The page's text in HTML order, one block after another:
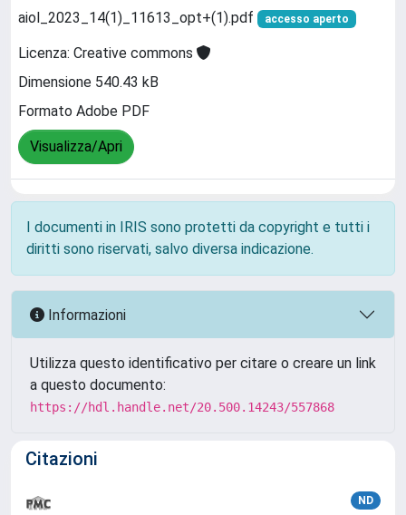
aiol_2023_14(1)_11613_opt+(1).pdf accesso aperto
Licenza: Creative commons
Dimensione 540.43 kB
Formato Adobe PDF
Visualizza/Apri
I documenti in IRIS sono protetti da copyright e tutti i
diritti sono riservati, salvo diversa indicazione.
Informazioni
Utilizza questo identificativo per citare o creare un link
a questo documento:
https://hdl.handle.net/20.500.14243/557868
Citazioni
ND